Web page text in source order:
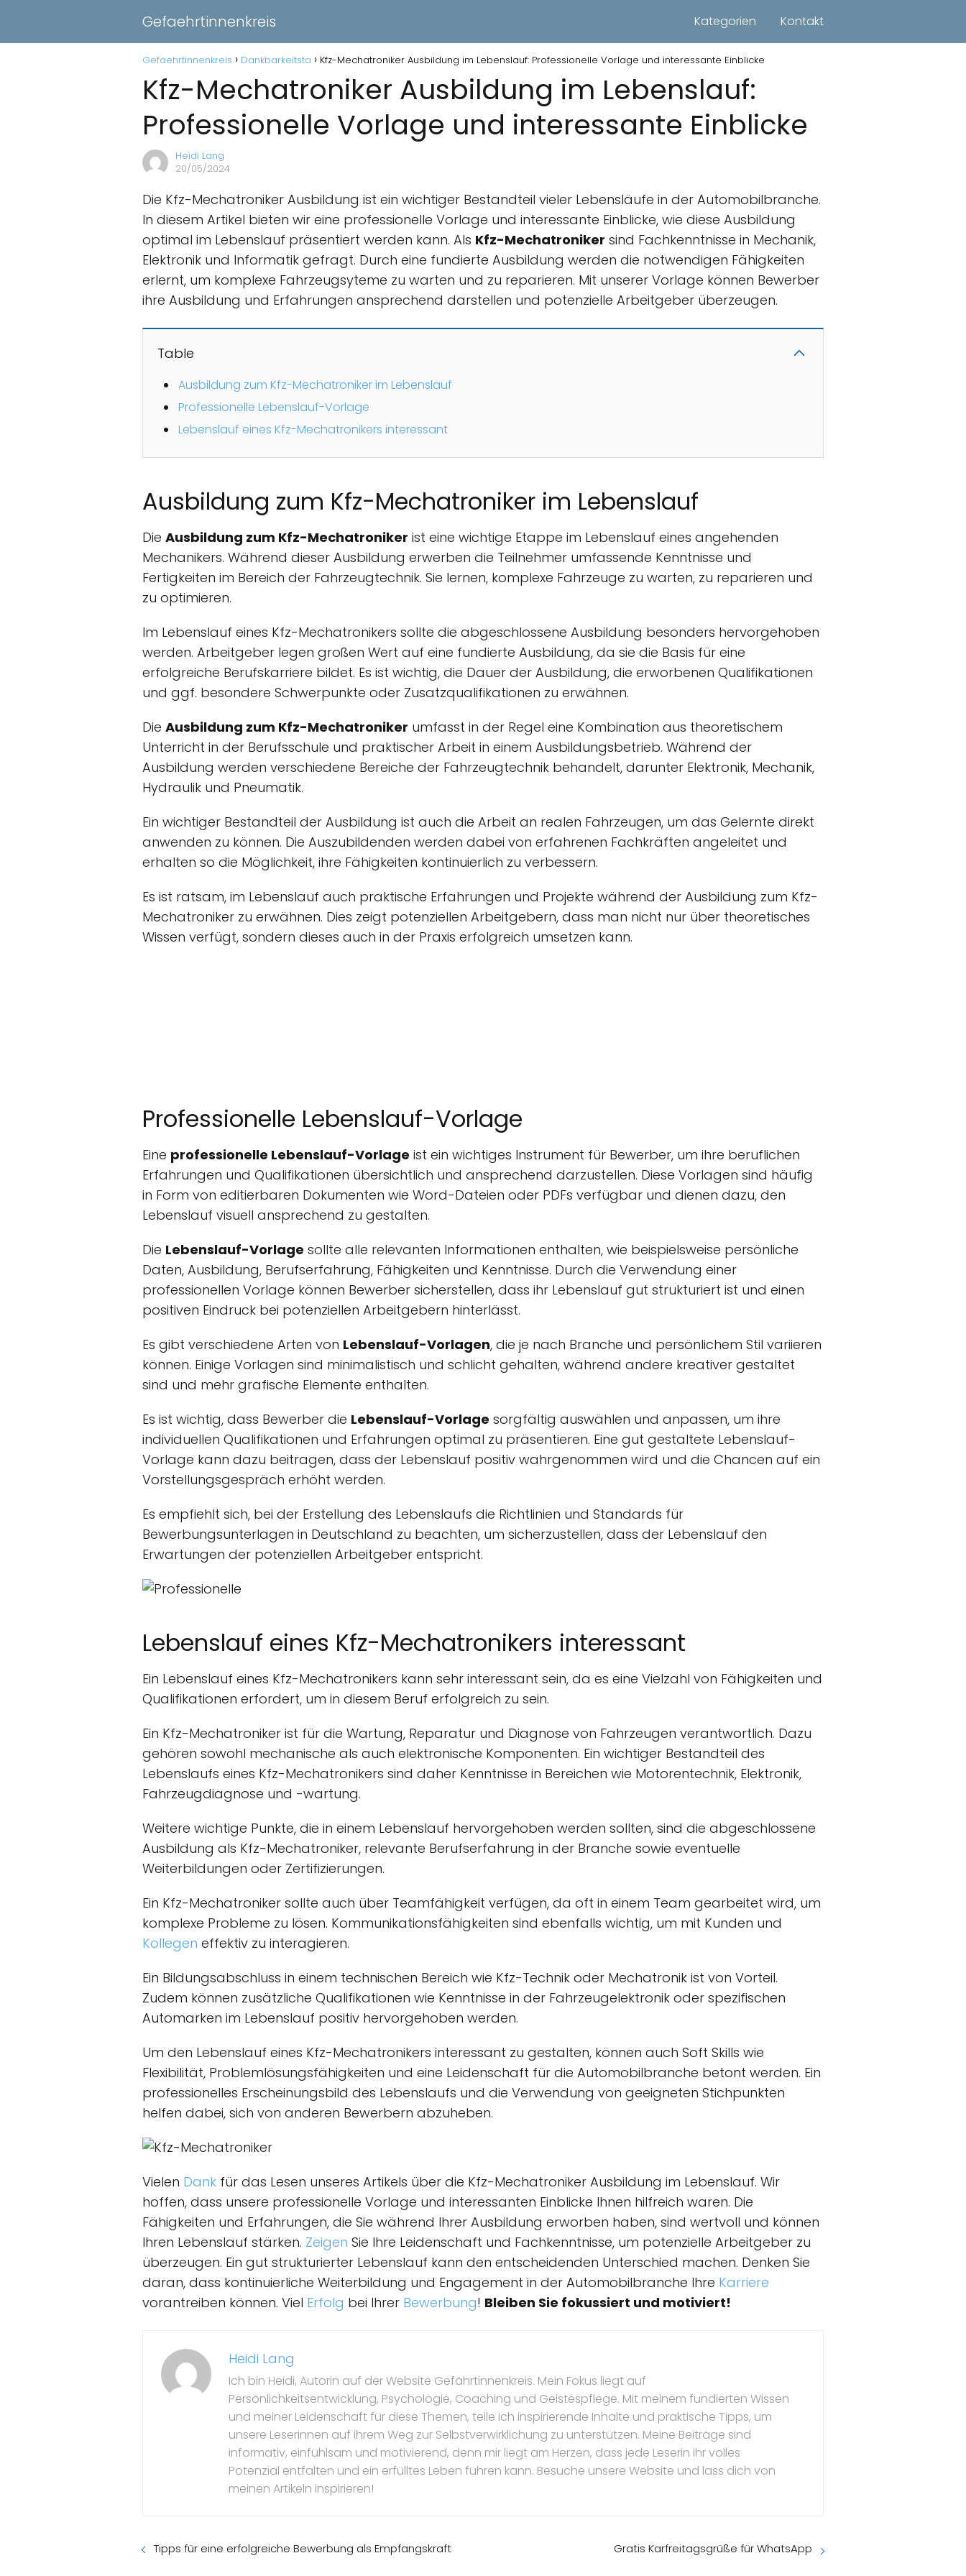
Gefaehrtinnenkreis Kategorien Kontakt
Gefaehrtinnenkreis Dankbarkeitsta Kfz-Mechatroniker Ausbildung im Lebenslauf: Professionelle Vorlage und interessante Einblicke
Kfz-Mechatroniker Ausbildung im Lebenslauf:
Professionelle Vorlage und interessante Einblicke
Heidi Lang
20/05/2024
Die Kfz-Mechatroniker Ausbildung ist ein wichtiger Bestandteil vieler Lebensläufe in der Automobilbranche.
In diesem Artikel bieten wir eine professionelle Vorlage und interessante Einblicke, wie diese Ausbildung
optimal im Lebenslauf präsentiert werden kann. Als Kfz-Mechatroniker sind Fachkenntnisse in Mechanik,
Elektronik und Informatik gefragt. Durch eine fundierte Ausbildung werden die notwendigen Fähigkeiten
erlernt, um komplexe Fahrzeugsyteme zu warten und zu reparieren. Mit unserer Vorlage können Bewerber
ihre Ausbildung und Erfahrungen ansprechend darstellen und potenzielle Arbeitgeber überzeugen.
Table
Ausbildung zum Kfz-Mechatroniker im Lebenslauf
Professionelle Lebenslauf-Vorlage
Lebenslauf eines Kfz-Mechatronikers interessant
Ausbildung zum Kfz-Mechatroniker im Lebenslauf
Die Ausbildung zum Kfz-Mechatroniker ist eine wichtige Etappe im Lebenslauf eines angehenden
Mechanikers. Während dieser Ausbildung erwerben die Teilnehmer umfassende Kenntnisse und
Fertigkeiten im Bereich der Fahrzeugtechnik. Sie lernen, komplexe Fahrzeuge zu warten, zu reparieren und
zu optimieren.
Im Lebenslauf eines Kfz-Mechatronikers sollte die abgeschlossene Ausbildung besonders hervorgehoben
werden. Arbeitgeber legen großen Wert auf eine fundierte Ausbildung, da sie die Basis für eine
erfolgreiche Berufskarriere bildet. Es ist wichtig, die Dauer der Ausbildung, die erworbenen Qualifikationen
und ggf. besondere Schwerpunkte oder Zusatzqualifikationen zu erwähnen.
Die Ausbildung zum Kfz-Mechatroniker umfasst in der Regel eine Kombination aus theoretischem
Unterricht in der Berufsschule und praktischer Arbeit in einem Ausbildungsbetrieb. Während der
Ausbildung werden verschiedene Bereiche der Fahrzeugtechnik behandelt, darunter Elektronik, Mechanik,
Hydraulik und Pneumatik.
Ein wichtiger Bestandteil der Ausbildung ist auch die Arbeit an realen Fahrzeugen, um das Gelernte direkt
anwenden zu können. Die Auszubildenden werden dabei von erfahrenen Fachkräften angeleitet und
erhalten so die Möglichkeit, ihre Fähigkeiten kontinuierlich zu verbessern.
Es ist ratsam, im Lebenslauf auch praktische Erfahrungen und Projekte während der Ausbildung zum Kfz-
Mechatroniker zu erwähnen. Dies zeigt potenziellen Arbeitgebern, dass man nicht nur über theoretisches
Wissen verfügt, sondern dieses auch in der Praxis erfolgreich umsetzen kann.
Professionelle Lebenslauf-Vorlage
Eine professionelle Lebenslauf-Vorlage ist ein wichtiges Instrument für Bewerber, um ihre beruflichen
Erfahrungen und Qualifikationen übersichtlich und ansprechend darzustellen. Diese Vorlagen sind häufig
in Form von editierbaren Dokumenten wie Word-Dateien oder PDFs verfügbar und dienen dazu, den
Lebenslauf visuell ansprechend zu gestalten.
Die Lebenslauf-Vorlage sollte alle relevanten Informationen enthalten, wie beispielsweise persönliche
Daten, Ausbildung, Berufserfahrung, Fähigkeiten und Kenntnisse. Durch die Verwendung einer
professionellen Vorlage können Bewerber sicherstellen, dass ihr Lebenslauf gut strukturiert ist und einen
positiven Eindruck bei potenziellen Arbeitgebern hinterlässt.
Es gibt verschiedene Arten von Lebenslauf-Vorlagen, die je nach Branche und persönlichem Stil variieren
können. Einige Vorlagen sind minimalistisch und schlicht gehalten, während andere kreativer gestaltet
sind und mehr grafische Elemente enthalten.
Es ist wichtig, dass Bewerber die Lebenslauf-Vorlage sorgfältig auswählen und anpassen, um ihre
individuellen Qualifikationen und Erfahrungen optimal zu präsentieren. Eine gut gestaltete Lebenslauf-
Vorlage kann dazu beitragen, dass der Lebenslauf positiv wahrgenommen wird und die Chancen auf ein
Vorstellungsgespräch erhöht werden.
Es empfiehlt sich, bei der Erstellung des Lebenslaufs die Richtlinien und Standards für
Bewerbungsunterlagen in Deutschland zu beachten, um sicherzustellen, dass der Lebenslauf den
Erwartungen der potenziellen Arbeitgeber entspricht.
Lebenslauf eines Kfz-Mechatronikers interessant
Ein Lebenslauf eines Kfz-Mechatronikers kann sehr interessant sein, da es eine Vielzahl von Fähigkeiten und
Qualifikationen erfordert, um in diesem Beruf erfolgreich zu sein.
Ein Kfz-Mechatroniker ist für die Wartung, Reparatur und Diagnose von Fahrzeugen verantwortlich. Dazu
gehören sowohl mechanische als auch elektronische Komponenten. Ein wichtiger Bestandteil des
Lebenslaufs eines Kfz-Mechatronikers sind daher Kenntnisse in Bereichen wie Motorentechnik, Elektronik,
Fahrzeugdiagnose und -wartung.
Weitere wichtige Punkte, die in einem Lebenslauf hervorgehoben werden sollten, sind die abgeschlossene
Ausbildung als Kfz-Mechatroniker, relevante Berufserfahrung in der Branche sowie eventuelle
Weiterbildungen oder Zertifizierungen.
Ein Kfz-Mechatroniker sollte auch über Teamfähigkeit verfügen, da oft in einem Team gearbeitet wird, um
komplexe Probleme zu lösen. Kommunikationsfähigkeiten sind ebenfalls wichtig, um mit Kunden und
Kollegen effektiv zu interagieren.
Ein Bildungsabschluss in einem technischen Bereich wie Kfz-Technik oder Mechatronik ist von Vorteil.
Zudem können zusätzliche Qualifikationen wie Kenntnisse in der Fahrzeugelektronik oder spezifischen
Automarken im Lebenslauf positiv hervorgehoben werden.
Um den Lebenslauf eines Kfz-Mechatronikers interessant zu gestalten, können auch Soft Skills wie
Flexibilität, Problemlösungsfähigkeiten und eine Leidenschaft für die Automobilbranche betont werden. Ein
professionelles Erscheinungsbild des Lebenslaufs und die Verwendung von geeigneten Stichpunkten
helfen dabei, sich von anderen Bewerbern abzuheben.
Vielen Dank für das Lesen unseres Artikels über die Kfz-Mechatroniker Ausbildung im Lebenslauf. Wir
hoffen, dass unsere professionelle Vorlage und interessanten Einblicke Ihnen hilfreich waren. Die
Fähigkeiten und Erfahrungen, die Sie während Ihrer Ausbildung erworben haben, sind wertvoll und können
Ihren Lebenslauf stärken. Zeigen Sie Ihre Leidenschaft und Fachkenntnisse, um potenzielle Arbeitgeber zu
überzeugen. Ein gut strukturierter Lebenslauf kann den entscheidenden Unterschied machen. Denken Sie
daran, dass kontinuierliche Weiterbildung und Engagement in der Automobilbranche Ihre Karriere
vorantreiben können. Viel Erfolg bei Ihrer Bewerbung! Bleiben Sie fokussiert und motiviert!
Heidi Lang
Ich bin Heidi, Autorin auf der Website Gefährtinnenkreis. Mein Fokus liegt auf
Persönlichkeitsentwicklung, Psychologie, Coaching und Geistespflege. Mit meinem fundierten Wissen
und meiner Leidenschaft für diese Themen, teile ich inspirierende Inhalte und praktische Tipps, um
unsere Leserinnen auf ihrem Weg zur Selbstverwirklichung zu unterstützen. Meine Beiträge sind
informativ, einfühlsam und motivierend, denn mir liegt am Herzen, dass jede Leserin ihr volles
Potenzial entfalten und ein erfülltes Leben führen kann. Besuche unsere Website und lass dich von
meinen Artikeln inspirieren!
Tipps für eine erfolgreiche Bewerbung als Empfangskraft Gratis Karfreitagsgrüße für WhatsApp